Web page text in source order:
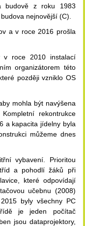
budově z roku 1983
nejnovější (C).
a v roce 2016 prošla
v roce 2010 instalací
organizátorem této
později vzniklo OS
mohla být navýšena
rekontrukce
a kapacita jídelny byla
můžeme dnes
vybavení. Prioritou
a pohodlí žáků při
které odpovídají
učebnu (2008)
byly všechny PC
je jeden počítač
jsou dataprojektory,